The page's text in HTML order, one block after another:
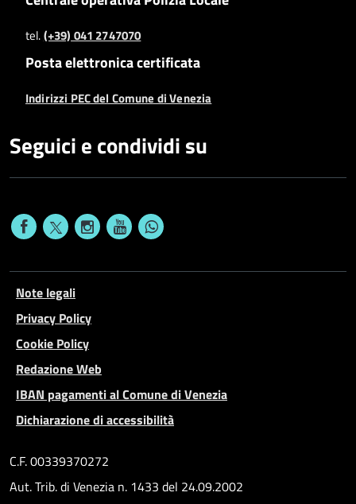
tel.(+39) 041 2747070
Posta elettronica certificata
Indirizzi PEC del Comune di Venezia
Seguici e condividi su
Note legali
Privacy Policy
Cookie Policy
Redazione Web
IBAN pagamenti al Comune di Venezia
Dichiarazione di accessibilità
C.F. 00339370272
Aut. Trib. di Venezia n. 1433 del 24.09.2002